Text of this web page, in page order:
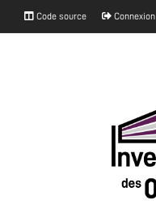
Code source Connexion